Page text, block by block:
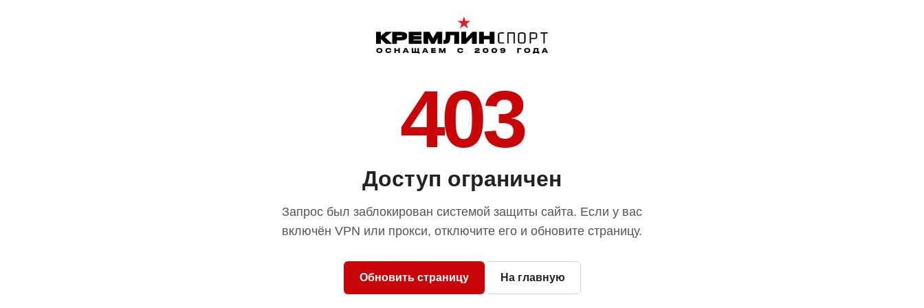
403
Доступ ограничен
Запрос был заблокирован системой защиты сайта. Если у вас
включён VPN или прокси, отключите его и обновите страницу.
Обновить страницу На главную